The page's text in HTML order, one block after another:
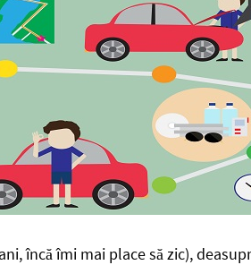
încă îmi mai place să zic),